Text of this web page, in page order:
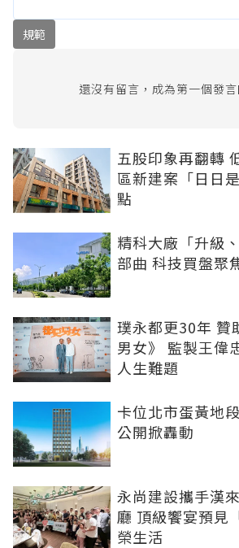
規範
還沒有留言，成為第一個發言
五股印象再翻轉
區新建案「日日
點
精科大廠「升級
部曲 科技買盤聚
璞永都更30年 贊
男女》 監製王偉
人生難題
卡位北市蛋黃地
公開掀轟動
永尚建設攜手漢
廳 頂級饗宴預見
榮生活